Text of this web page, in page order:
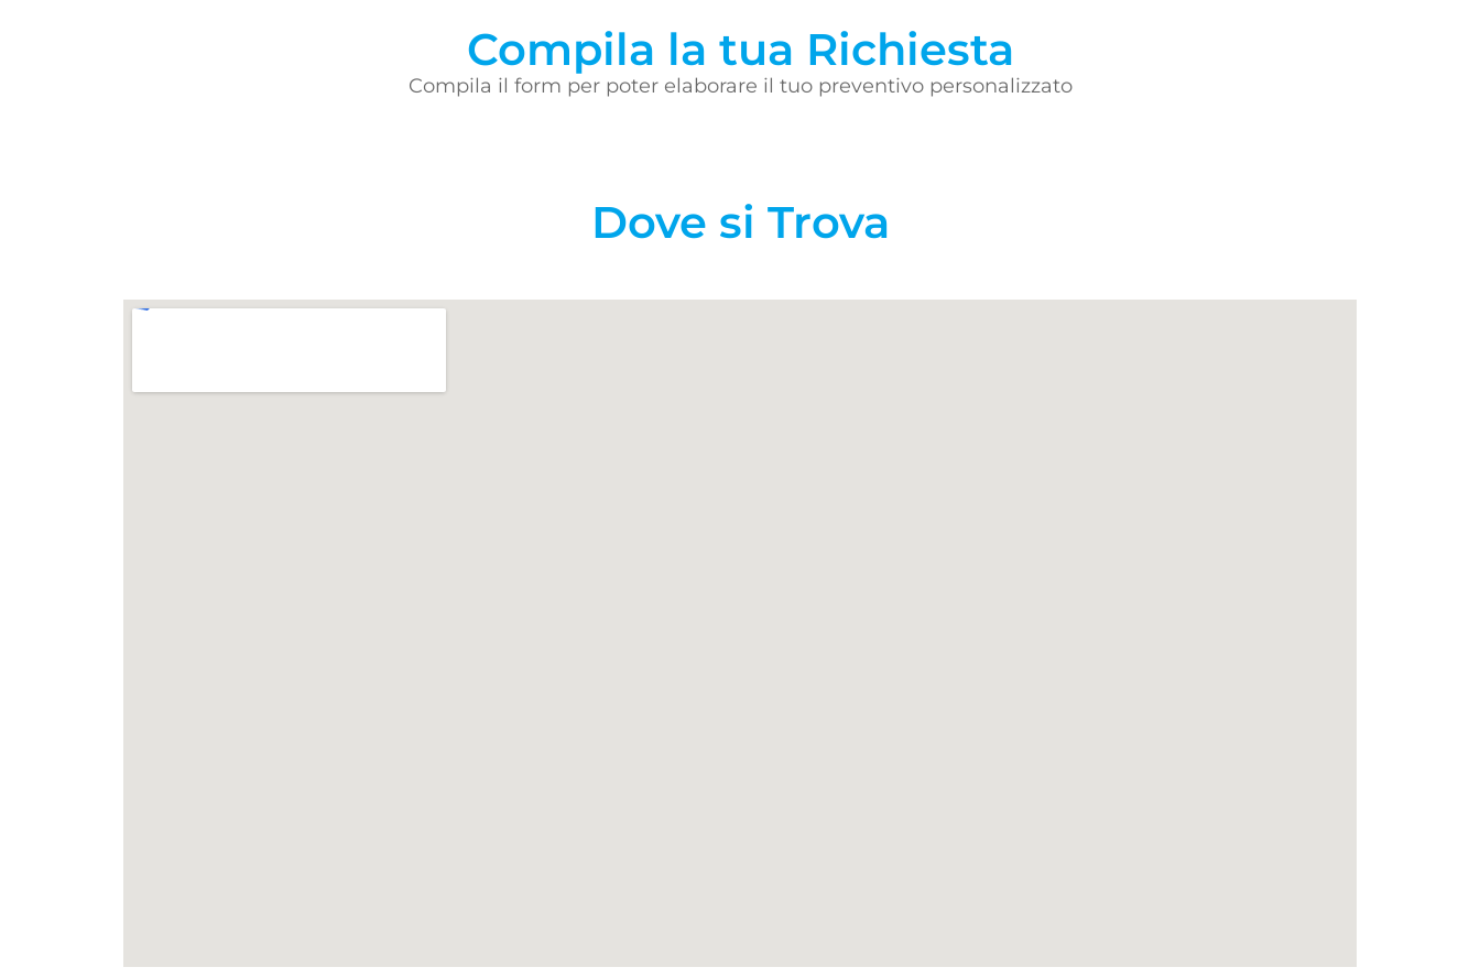
Compila la tua Richiesta
Compila il form per poter elaborare il tuo preventivo personalizzato
Dove si Trova